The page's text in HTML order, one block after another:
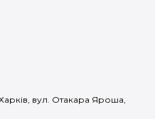
вул. Отакара Яроша,